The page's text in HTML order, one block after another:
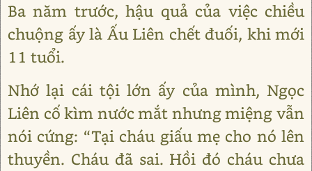
Ba năm trước, hậu quả của việc chiều
chuộng ấy là Ấu Liên chết đuối, khi mới
11 tuổi.
Nhớ lại cái tội lớn ấy của mình, Ngọc
Liên cố kìm nước mắt nhưng miệng vẫn
nói cứng: “Tại cháu giấu mẹ cho nó lên
thuyền. Cháu đã sai. Hồi đó cháu chưa